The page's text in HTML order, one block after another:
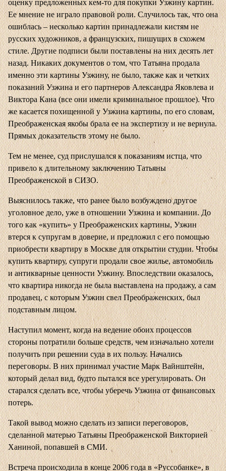
оценку предложенных кем-то для покупки Узжину картин.
Ее мнение не играло правовой роли. Случилось так, что она
ошиблась – несколько картин принадлежали кистям не
русских художников, а французских, пишущих в схожем
стиле. Другие подписи были поставлены на них десять лет
назад. Никаких документов о том, что Татьяна продала
именно эти картины Узжину, не было, также как и четких
показаний Узжина и его партнеров Александра Яковлева и
Виктора Кана (все они имели криминальное прошлое). Что
же касается похищенной у Узжина картины, по его словам,
Преображенская якобы брала ее на экспертизу и не вернула.
Прямых доказательств этому не было.
Тем не менее, суд прислушался к показаниям истца, что
привело к длительному заключению Татьяны
Преображенской в СИЗО.
Выяснилось также, что ранее было возбуждено другое
уголовное дело, уже в отношении Узжина и компании. До
того как «купить» у Преображенских картины, Узжин
втерся к супругам в доверие, и предложил с его помощью
приобрести квартиру в Москве для открытии студии. Чтобы
купить квартиру, супруги продали свое жилье, автомобиль
и антикварные ценности Узжину. Впоследствии оказалось,
что квартира никогда не была выставлена на продажу, а сам
продавец, с которым Узжин свел Преображенских, был
подставным лицом.
Наступил момент, когда на ведение обоих процессов
стороны потратили больше средств, чем изначально хотели
получить при решении суда в их пользу. Начались
переговоры. В них принимал участие Марк Вайнштейн,
который делал вид, будто пытался все урегулировать. Он
старался сделать все, чтобы уберечь Узжина от финансовых
потерь.
Такой вывод можно сделать из записи переговоров,
сделанной матерью Татьяны Преображенской Викторией
Ханиной, попавшей в СМИ.
Встреча происходила в конце 2006 года в «Руссобанке», в